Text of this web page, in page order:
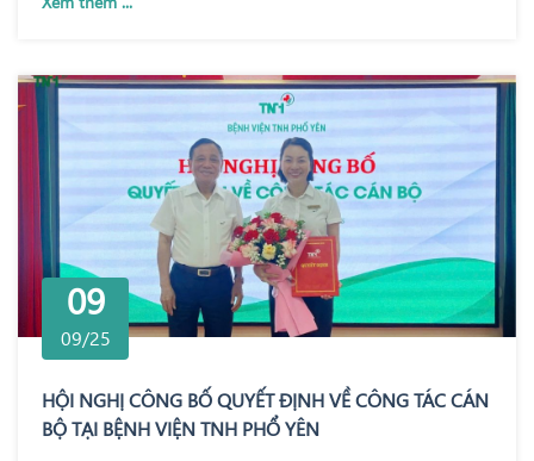
09
09/25
HỘI NGHỊ CÔNG BỐ QUYẾT ĐỊNH VỀ CÔNG TÁC CÁN
BỘ TẠI BỆNH VIỆN TNH PHỔ YÊN